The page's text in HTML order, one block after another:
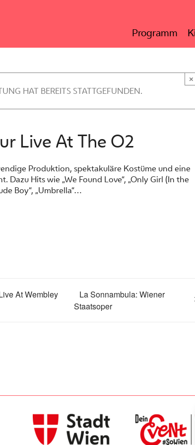
Programm
HAT BEREITS STATTGEFUNDEN.
×
Live At The O2
Produktion, spektakuläre Kostüme und eine
Dazu Hits wie „We Found Love“, „Only Girl (In the
Boy“, „Umbrella“…
At Wembley
La Sonnambula: Wiener
Staatsoper